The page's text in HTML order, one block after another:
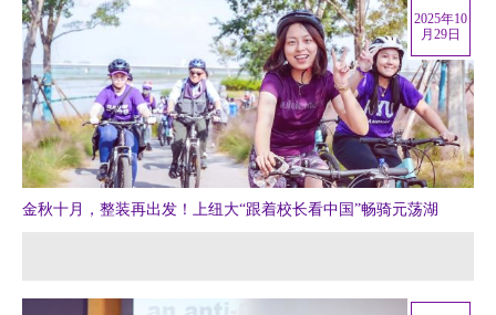
金秋十月，整装再出发！上纽大“跟着校长看中国”畅骑元荡湖
2025年10
月29日